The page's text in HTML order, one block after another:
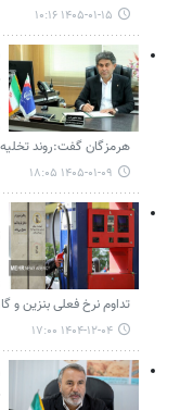
۱۴۰۵-۰۱-۱۵ ۱۰:۱۶
هرمزگان گفت:روند
۱۴۰۵-۰۱-۰۹ ۱۸:۰۵
تداوم نرخ فعلی بنزین و
۱۴۰۴-۱۲-۰۴ ۱۷:۰۰